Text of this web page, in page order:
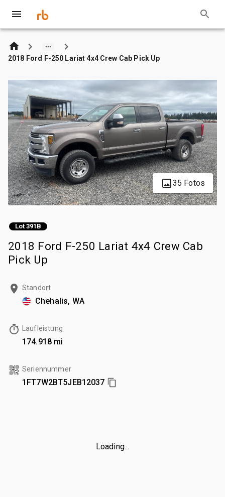
2018 Ford F-250 Lariat 4x4 Crew Cab Pick Up
35 Fotos
Lot 391B
2018 Ford F-250 Lariat 4x4 Crew Cab
Pick Up
Standort
Chehalis, WA
Laufleistung
174.918 mi
Seriennummer
1FT7W2BT5JEB12037
Loading...